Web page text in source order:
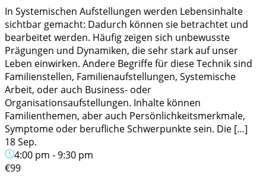
In Systemischen Aufstellungen werden Lebensinhalte
sichtbar gemacht: Dadurch können sie betrachtet und
bearbeitet werden. Häufig zeigen sich unbewusste
Prägungen und Dynamiken, die sehr stark auf unser
Leben einwirken. Andere Begriffe für diese Technik sind
Familienstellen, Familienaufstellungen, Systemische
Arbeit, oder auch Business- oder
Organisationsaufstellungen. Inhalte können
Familienthemen, aber auch Persönlichkeitsmerkmale,
Symptome oder berufliche Schwerpunkte sein. Die […]
18 Sep.
4:00 pm -9:30 pm
€99